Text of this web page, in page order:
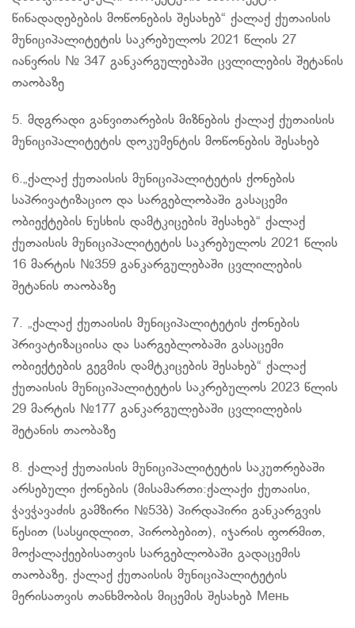
წინადადებების მოწონების შესახებ“ ქალაქ ქუთაისის
მუნიციპალიტეტის საკრებულოს 2021 წლის 27
იანვრის № 347 განკარგულებაში ცვლილების შეტანის
თაობაზე
5. მდგრადი განვითარების მიზნების ქალაქ ქუთაისის
მუნიციპალიტეტის დოკუმენტის მოწონების შესახებ
6.„ქალაქ ქუთაისის მუნიციპალიტეტის ქონების
საპრივატიზაციო და სარგებლობაში გასაცემი
ობიექტების ნუსხის დამტკიცების შესახებ“ ქალაქ
ქუთაისის მუნიციპალიტეტის საკრებულოს 2021 წლის
16 მარტის №359 განკარგულებაში ცვლილების
შეტანის თაობაზე
7. „ქალაქ ქუთაისის მუნიციპალიტეტის ქონების
პრივატიზაციისა და სარგებლობაში გასაცემი
ობიექტების გეგმის დამტკიცების შესახებ“ ქალაქ
ქუთაისის მუნიციპალიტეტის საკრებულოს 2023 წლის
29 მარტის №177 განკარგულებაში ცვლილების
შეტანის თაობაზე
8. ქალაქ ქუთაისის მუნიციპალიტეტის საკუთრებაში
არსებული ქონების (მისამართი:ქალაქი ქუთაისი,
ჭავჭავაძის გამზირი №53ბ) პირდაპირი განკარგვის
წესით (სასყიდლით, პირობებით), იჯარის ფორმით,
მოქალაქეებისათვის სარგებლობაში გადაცემის
თაობაზე, ქალაქ ქუთაისის მუნიციპალიტეტის
მერისათვის თანხმობის მიცემის შესახებ Мень